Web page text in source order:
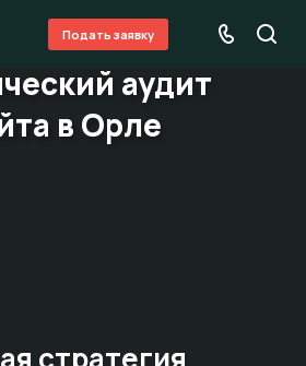
Подать заявку
аудит
в Орле